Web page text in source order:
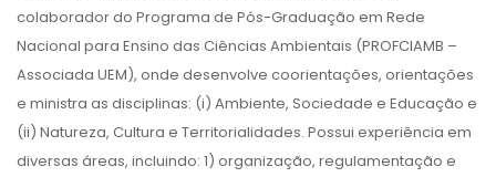
colaborador do Programa de Pós-Graduação em Rede
Nacional para Ensino das Ciências Ambientais (PROFCIAMB –
Associada UEM), onde desenvolve coorientações, orientações
e ministra as disciplinas: (i) Ambiente, Sociedade e Educação e
(ii) Natureza, Cultura e Territorialidades. Possui experiência em
diversas áreas, incluindo: 1) organização, regulamentação e